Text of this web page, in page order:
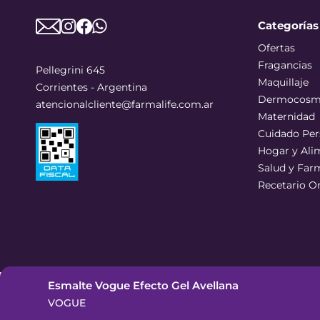
Esmalte Vogue Efecto Gel Avellana
VOGUE
Pellegrini 645
Corrientes - Argentina
atencionalcliente@farmalife.com.ar
Categorías
Ofertas
Fragancias
Maquillaje
Maternidad
Cuidado
Hogar y
Salud y
Recetario
Todos los derechos reservados